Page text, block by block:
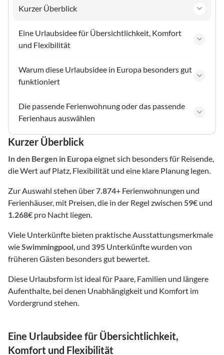
Kurzer Überblick
Eine Urlaubsidee für Übersichtlichkeit, Komfort
und Flexibilität
Warum diese Urlaubsidee in Europa besonders gut
funktioniert
Die passende Ferienwohnung oder das passende
Ferienhaus auswählen
Kurzer Überblick
In den Bergen in Europaeignet sich besonders für Reisende,
die Wert auf Platz, Flexibilität und eine klare Planung legen.
Zur Auswahl stehen über7.874+ Ferienwohnungen und
Ferienhäuser, mit Preisen, die in der Regel zwischen 59€ und
1.268€ pro Nacht liegen.
Viele Unterkünfte bieten praktische Ausstattungsmerkmale
wieSwimmingpool , und 395 Unterkünfte wurden von
früheren Gästen besonders gut bewertet.
Diese Urlaubsform ist ideal für Paare, Familien und längere
Aufenthalte, bei denen Unabhängigkeit und Komfort im
Vordergrund stehen.
Eine Urlaubsidee für Übersichtlichkeit,
Komfort und Flexibilität